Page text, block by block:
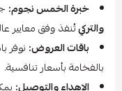
خبرة الخمس نجوم:
والتركيتُنفذ وفق معايير
باقات العروض: نوفر
بالفخامة بأسعار تنافسية.
الإهداء والتوصيل: